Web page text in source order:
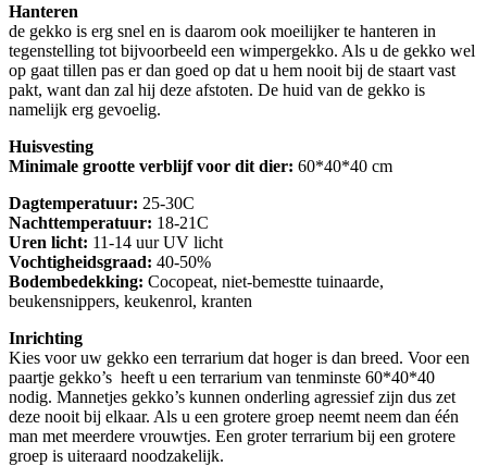
Hanteren
de gekko is erg snel en is daarom ook moeilijker te hanteren in
tegenstelling tot bijvoorbeeld een wimpergekko. Als u de gekko wel
op gaat tillen pas er dan goed op dat u hem nooit bij de staart vast
pakt, want dan zal hij deze afstoten. De huid van de gekko is
namelijk erg gevoelig.
Huisvesting
Minimale grootte verblijf voor dit dier: 60*40*40 cm
Dagtemperatuur: 25-30C
Nachttemperatuur: 18-21C
Uren licht: 11-14 uur UV licht
Vochtigheidsgraad: 40-50%
Bodembedekking: Cocopeat, niet-bemestte tuinaarde,
beukensnippers, keukenrol, kranten
Inrichting
Kies voor uw gekko een terrarium dat hoger is dan breed. Voor een
paartje gekko’s heeft u een terrarium van tenminste 60*40*40
nodig. Mannetjes gekko’s kunnen onderling agressief zijn dus zet
deze nooit bij elkaar. Als u een grotere groep neemt neem dan één
man met meerdere vrouwtjes. Een groter terrarium bij een grotere
groep is uiteraard noodzakelijk.